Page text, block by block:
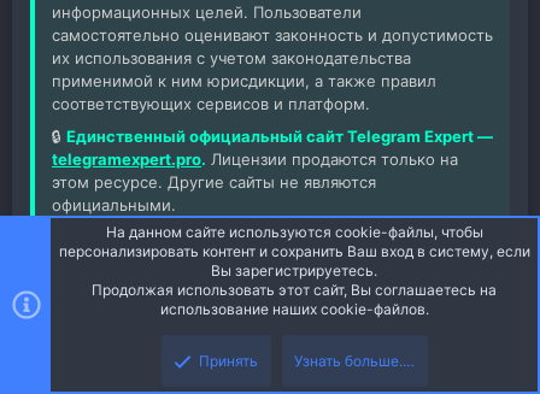
информационных целей. Пользователи
самостоятельно оценивают законность и допустимость
их использования с учетом законодательства
применимой к ним юрисдикции, а также правил
соответствующих сервисов и платформ.
🔒 Единственный официальный сайт Telegram Expert —
telegramexpert.pro. Лицензии продаются только на
этом ресурсе. Другие сайты не являются
официальными.
Последнее редактирование модератором: 18 Сен 2025
Специалист
Верх
На данном сайте используются cookie-файлы, чтобы
персонализировать контент и сохранить Ваш вход в систему, если
Вы зарегистрируетесь.
Продолжая использовать этот сайт, Вы соглашаетесь на
использование наших cookie-файлов.
Принять Узнать больше.…